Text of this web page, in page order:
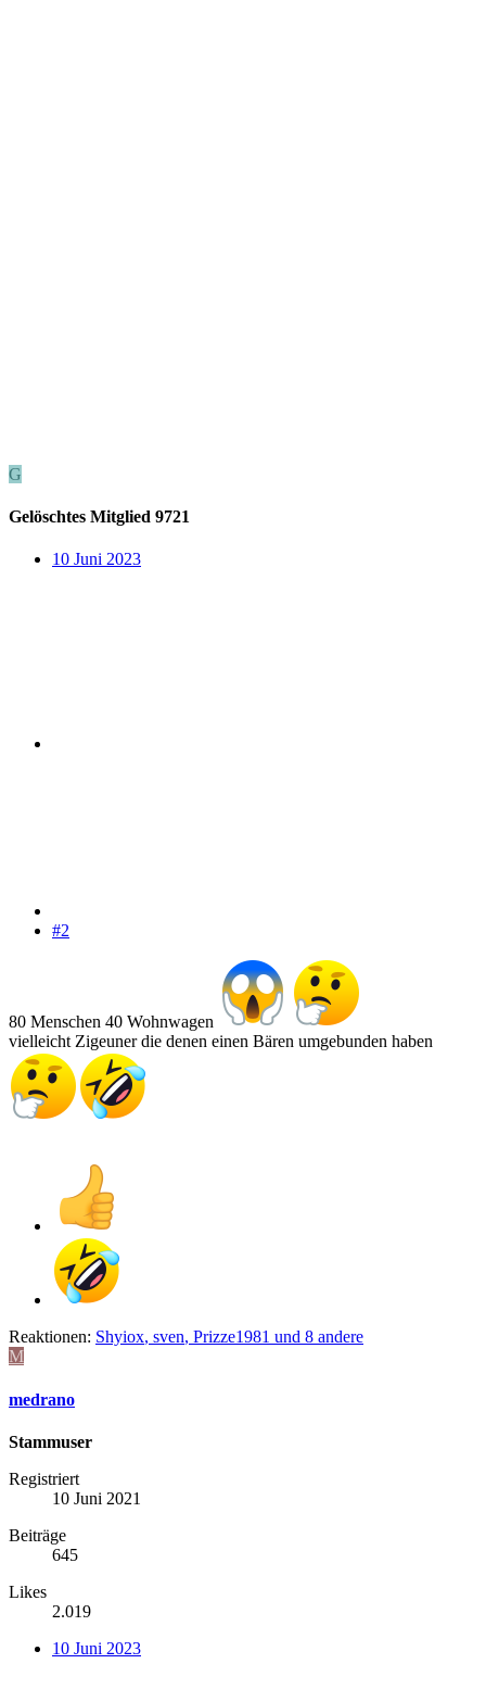
G
Gelöschtes Mitglied 9721
10 Juni 2023
#2
80 Menschen 40 Wohnwagen
vielleicht Zigeuner die denen einen Bären umgebunden haben
Reaktionen: Shyiox, sven, Prizze1981 und 8 andere
M
medrano
Stammuser
Registriert
10 Juni 2021
Beiträge
645
Likes
2.019
10 Juni 2023